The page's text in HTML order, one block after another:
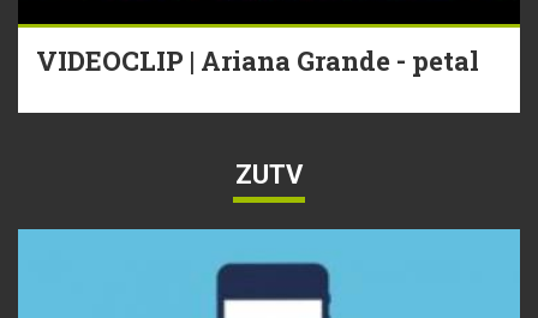
VIDEOCLIP | Ariana Grande - petal
ZUTV